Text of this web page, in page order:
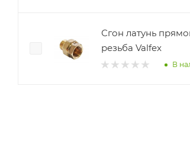
Сгон латунь
резьба Valfex
В